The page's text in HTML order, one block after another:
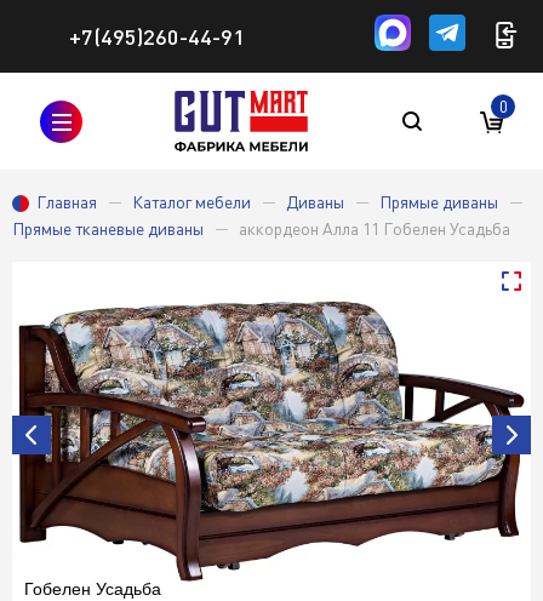
+7(495)260-44-91
0
Главная Каталог мебели Диваны
Прямые диваны
Прямые тканевые диваны
аккордеон Алла 11 Гобелен Усадьба
Гобелен Усадьба